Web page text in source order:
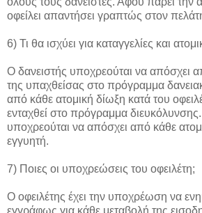
οφείλει απαντήσει γραπτώς στον
6) Τι θα ισχύει για καταγγελίες και
Ο δανειστής υποχρεούται να απόσχει
της υπαχθείσας στο πρόγραμμα
από κάθε ατομική δίωξη κατά του
ενταχθεί στο πρόγραμμα
υποχρεούται να απόσχει από κάθε
εγγυητή.
7) Ποιες οι υποχρεώσεις του οφειλέτη;
Ο οφειλέτης έχει την υποχρέωση να
εγγράφως για κάθε μεταβολή της